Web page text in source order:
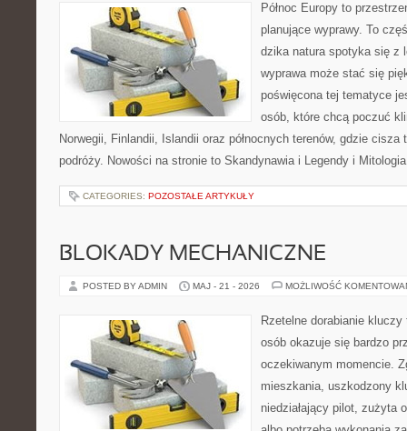
Północ Europy to
planujące wyprawy. To
dzika natura spotyka się z
wyprawa może stać się
poświęcona tej tematyce
osób, które chcą poczuć
Norwegii, Finlandii, Islandii oraz północnych terenów, gdzie cisza
podróży. Nowości na stronie to Skandynawia i Legendy i
CATEGORIES: POZOSTAŁE ARTYKUŁY
BLOKADY MECHANICZNE
POSTED BY ADMIN MAJ - 21 - 2026 MOŻLIWOŚĆ
Rzetelne dorabianie
osób okazuje się bardzo
oczekiwanym momencie.
mieszkania, uszkodzony
niedziałający pilot, zużyta